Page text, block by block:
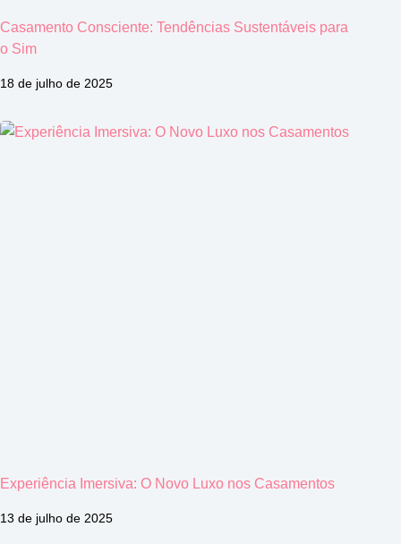
Casamento Consciente: Tendências Sustentáveis para
o Sim
18 de julho de 2025
Experiência Imersiva: O Novo Luxo nos Casamentos
13 de julho de 2025